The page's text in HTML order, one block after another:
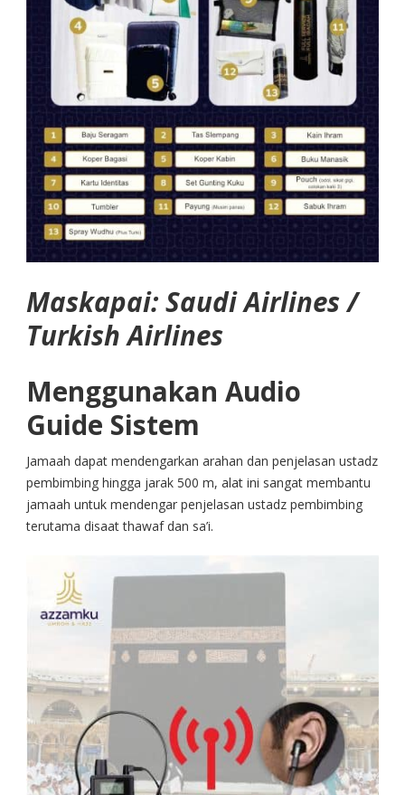
Maskapai: Saudi Airlines /
Turkish Airlines
Menggunakan Audio
Guide Sistem
Jamaah dapat mendengarkan arahan dan penjelasan ustadz
pembimbing hingga jarak 500 m, alat ini sangat membantu
jamaah untuk mendengar penjelasan ustadz pembimbing
terutama disaat thawaf dan sa’i.